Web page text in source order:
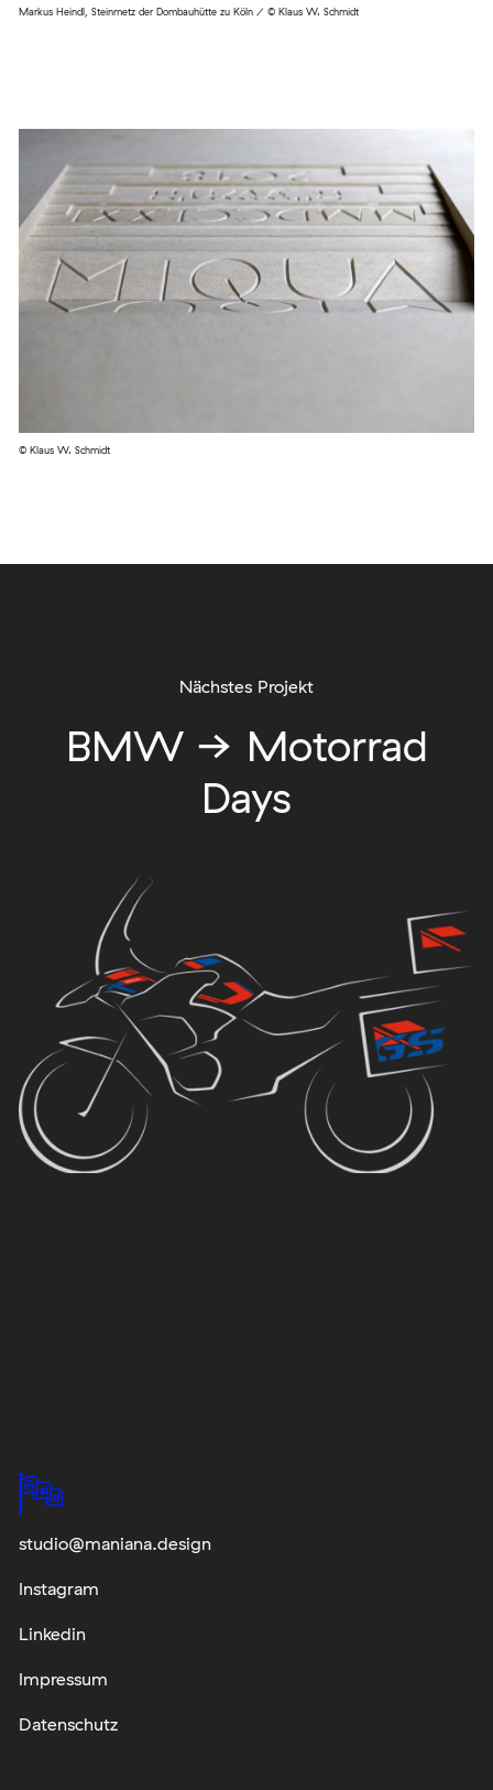
Markus Heindl, Steinmetz der Dombauhütte zu Köln / © Klaus W. Schmidt
© Klaus W. Schmidt
Nächstes Projekt
BMW → Motorrad
Days
studio@maniana.design
Instagram
Linkedin
Impressum
Datenschutz